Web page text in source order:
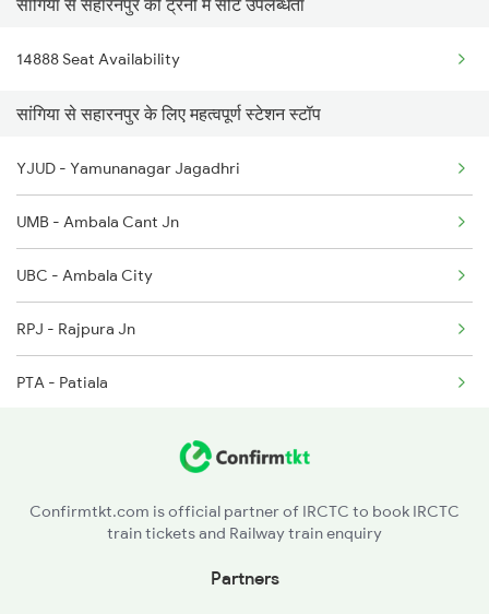
9225 Ju Jat Exp Spl
9226 Jat Ju Spl
9750 Bti Sog Spl
9749 Sog Bti Spl
2018 Dehradun Sht Spl
2053 Jan Shatbdi Spl
2054 Asr Hw Jan Spl
2231 Cdg Festivl Spl
2232 Lko Festivl Spl
2237 Jat Festival Spl
2238 Bsb Festival Spl
2317 Koaa Asr Spl
सांगिया से सहारनपुर की ट्रेनों में सीट उपलब्धता
14888 Seat Availability
सांगिया से सहारनपुर के लिए महत्वपूर्ण स्टेशन स्टॉप
YJUD - Yamunanagar Jagadhri
UMB - Ambala Cant Jn
UBC - Ambala City
RPJ - Rajpura Jn
PTA - Patiala
BNN - Barnala
Confirmtkt.com is official partner of IRCTC to book IRCTC
train tickets and Railway train enquiry
Partners